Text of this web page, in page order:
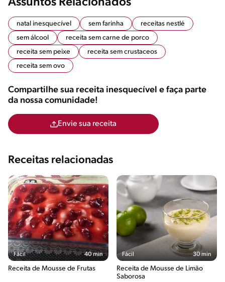
Assuntos Relacionados
natal inesquecível sem farinha
receitas nestlé
sem álcool
receita sem carne de porco
receita sem peixe
receita sem crustaceos
receita sem ovo
Compartilhe sua receita inesquecível e faça parte
da nossa comunidade!
Envie sua receita
Receitas relacionadas
Fácil 40 min
Receita de Mousse de Frutas
Fácil 30 min
Receita de Mousse de Limão
Saborosa